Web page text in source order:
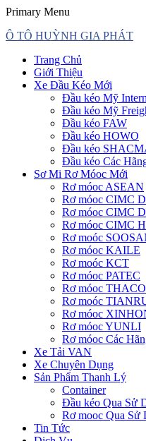
Primary Menu
Ô TÔ HUỲNH GIA PHÁT
Trang Chủ
Giới Thiệu
Xe Đầu Kéo Mới
Đầu kéo Mỹ
Đầu kéo Mỹ
Đầu kéo FAW
Đầu kéo HOWO
Đầu kéo
Đầu kéo Các
Sơ Mi Rơ Móoc Mới
Rơ móoc ASEAN
Rơ móoc CIMC
Rơ móoc CIMC
Rơ móoc CIMC
Rơ moóc
Rơ móoc KAILE
Rơ moóc KCT
Rơ móoc PATEC
Rơ móoc THACO
Rơ moóc
Rơ móoc
Rơ móoc YUNLI
Rơ móoc Các
Xe Tải VAN
Xe Chuyên Dụng
Sản Phẩm Thanh Lý
Container
Đầu kéo Qua Sử
Rơ mooc Qua Sử
Tin Tức